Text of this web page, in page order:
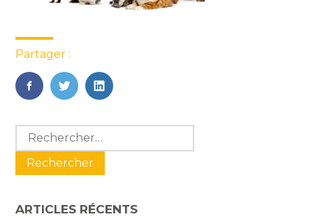
Partager :
FaceBook
TwitterLinkedIn
Blog
sidebar
Rechercher :
ARTICLES RÉCENTS